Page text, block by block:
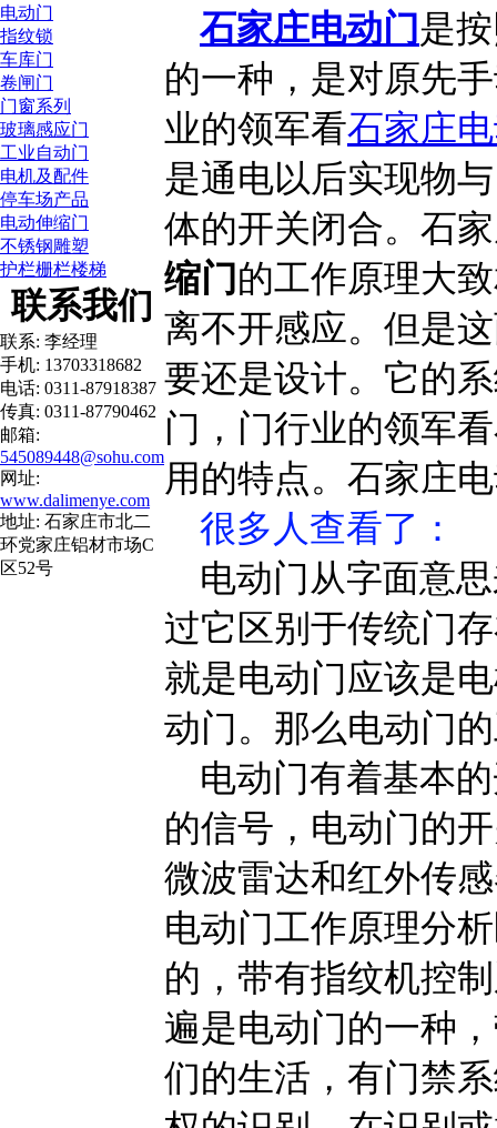
电动门
指纹锁
车库门
卷闸门
门窗系列
玻璃感应门
工业自动门
电机及配件
停车场产品
电动伸缩门
不锈钢雕塑
护栏栅栏楼梯
联系我们
联系: 李经理
手机: 13703318682
电话: 0311-87918387
传真: 0311-87790462
邮箱:
545089448@sohu.com
网址:
www.dalimenye.com
地址: 石家庄市北二
环党家庄铝材市场C
区52号
石家庄电动门是
的一种，是对原先
业的领军看石家庄
是通电以后实现物
体的开关闭合。石
缩门 的工作原理大
离不开感应。但是
要还是设计。它的
门，门行业的领军
用的特点。石家庄
很多人查看了 ：
电动门从字面意
过它区别于传统门
就是电动门应该是
动门。那么电动门
电动门有着基本
的信号，电动门的
微波雷达和红外传
电动门工作原理分
的，带有指纹机控
遍是电动门的一种
们的生活，有门禁